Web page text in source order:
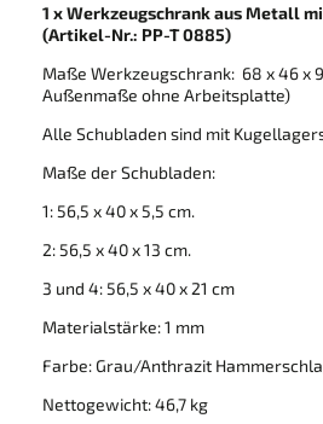
1 x Werkzeugschrank aus Metall
(Artikel-Nr.: PP-T 0885)
Maße Werkzeugschrank: 68 x 46 x
Außenmaße ohne Arbeitsplatte)
Alle Schubladen sind mit
Maße der Schubladen:
1: 56,5 x 40 x 5,5 cm.
2: 56,5 x 40 x 13 cm.
3 und 4: 56,5 x 40 x 21 cm
Materialstärke: 1 mm
Farbe: Grau/Anthrazit
Nettogewicht: 46,7 kg